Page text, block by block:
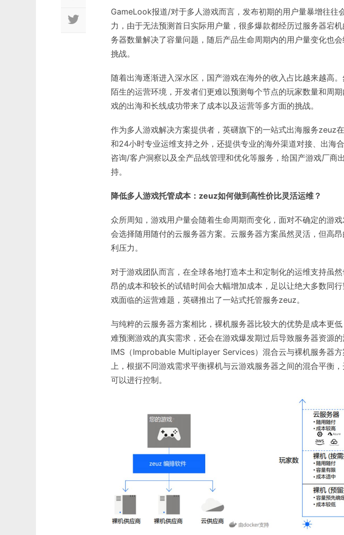
GameLook报道/对于多人游戏而言，发布初期的用户量暴增往往
力，由于无法预测首日实际用户量，很多爆款都经历过服务器宕
务器数量解决了容量问题，随后产品生命周期内的用户量变化也
挑战。
随着出海逐渐进入深水区，国产游戏在海外的收入占比越来越高
陌生的运营环境，开发者们更难以预测每个节点的玩家数量和周
戏的出海和长线成功带来了成本以及运营等多方面的挑战。
作为多人游戏解决方案提供者，英礴旗下的一站式出海服务zeuz
和24小时专业运维支持之外，还提供专业的海外渠道对接、出海
咨询/客户洞察以及全产品线管理和优化等服务，给国产游戏厂商
持。
降低多人游戏托管成本：zeuz如何做到高性价比灵活运维？
众所周知，游戏用户量会随着生命周期而变化，面对不确定的游
会选择随用随付的云服务器方案。云服务器方案虽然灵活，但高
利压力。
对于游戏团队而言，在全球各地打造本土和定制化的运维支持虽
昂的成本和较长的试错时间会大幅增加成本，足以让绝大多数同
戏面临的运营难题，英礴推出了一站式托管服务zeuz。
与纯粹的云服务器方案相比，裸机服务器比较大的优势是成本更
难预测游戏的真实需求，还会在游戏爆发期过后导致服务器资源
IMS（Improbable Multiplayer Services）混合云与裸机服务器方
上，根据不同游戏需求平衡裸机与云游戏服务器之间的混合平衡
可以进行控制。